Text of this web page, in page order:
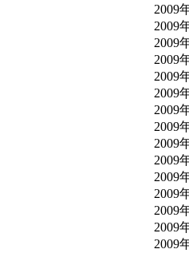
2009
2009
2009
2009
2009
2009
2009
2009
2009
2009
2009
2009
2009
2009
2009